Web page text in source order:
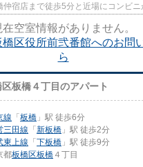
宿店まで徒歩5分と近場にコンビ
在空室情報がありません。
区役所前弐番館へのお問
ら
板橋４丁目のアパート
線 「 板橋 」駅 徒歩6分
三田線 「 新板橋 」駅 徒歩2分
東上線 「 下板橋 」駅 徒歩9分
都板橋区板橋 ４丁目